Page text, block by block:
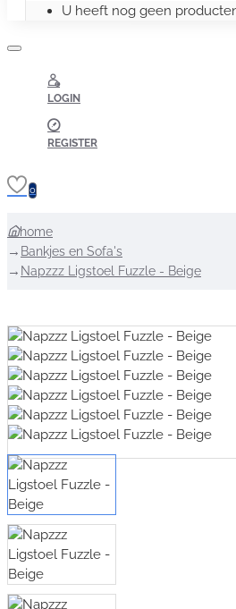
U heeft nog geen
LOGIN
REGISTER
0
home
Bankjes en Sofa's
Napzzz Ligstoel Fuzzle - Beige